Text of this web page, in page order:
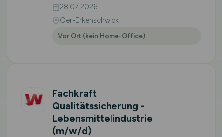
28.07.2026
Oer-Erkenschwick
Vor Ort (kein Home-Office)
Fachkraft
Qualitätssicherung -
Lebensmittelindustrie
(m/w/d)